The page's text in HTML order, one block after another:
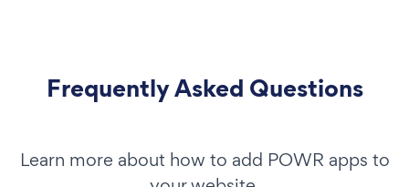
Frequently Asked Questions
Learn more about how to add POWR apps to